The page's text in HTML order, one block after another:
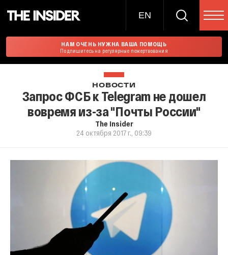
EN
НАМ ОЧЕНЬ НУЖНА ВАША ПОМОЩЬ
Подпишитесь на регулярные пожертвования
НОВОСТИ
Запрос ФСБ к Telegram не дошел
вовремя из-за "Почты России"
The Insider
24 октября 2017 г., 09:39